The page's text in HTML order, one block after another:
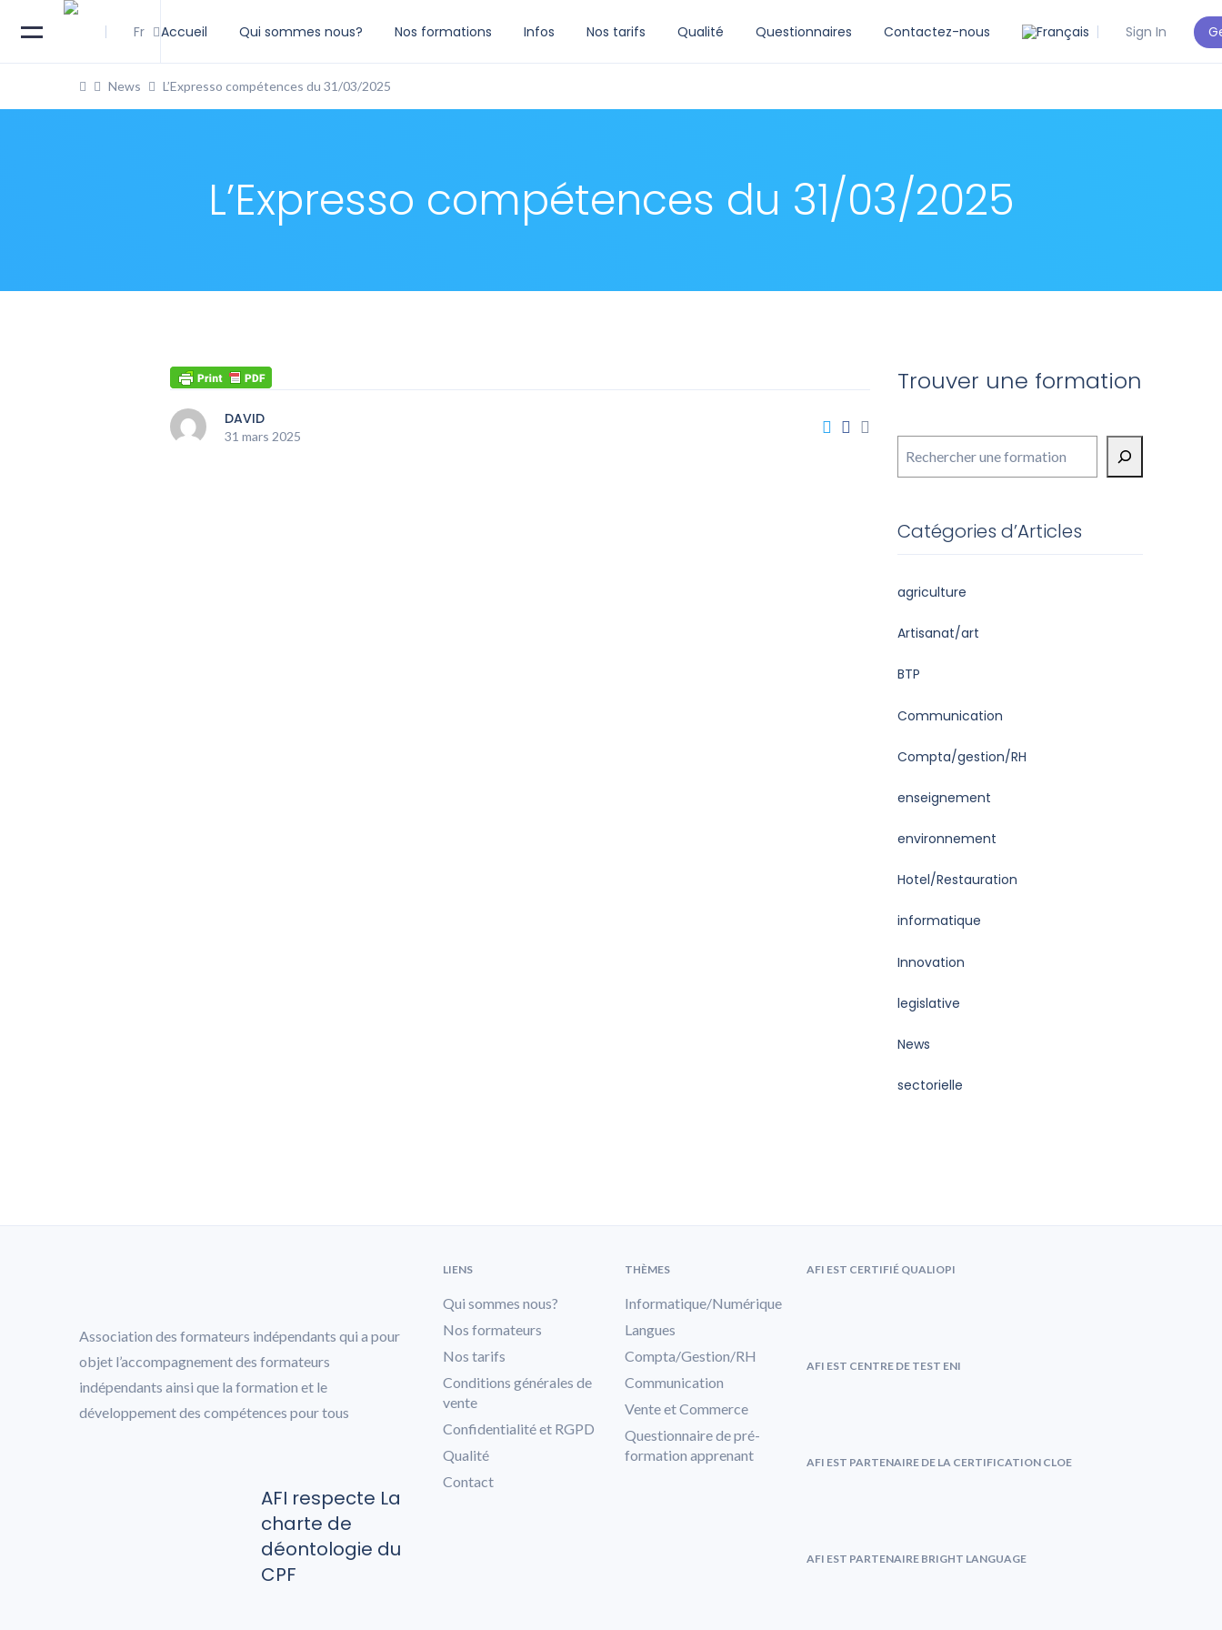
Fr Accueil Qui sommes nous? Nos formations Infos Nos tarifs Qualité Questionnaires Contactez-nous Sign In
News L’Expresso compétences du 31/03/2025
L’Expresso compétences du 31/03/2025
DAVID
31 mars 2025
Trouver une formation
Catégories d’Articles
agriculture
Artisanat/art
BTP
Communication
Compta/gestion/RH
enseignement
environnement
Hotel/Restauration
informatique
Innovation
legislative
News
sectorielle
Association des formateurs indépendants qui a pour
objet l’accompagnement des formateurs
indépendants ainsi que la formation et le
développement des compétences pour tous
AFI respecte La
charte de
déontologie du
CPF
LIENS
Qui sommes nous?
Nos formateurs
Nos tarifs
Conditions générales de
vente
Confidentialité et RGPD
Qualité
Contact
THÈMES
Informatique/Numérique
Langues
Compta/Gestion/RH
Communication
Vente et Commerce
Questionnaire de pré-
formation apprenant
AFI EST CERTIFIÉ QUALIOPI
AFI EST CENTRE DE TEST ENI
AFI EST PARTENAIRE DE LA CERTIFICATION CLOE
AFI EST PARTENAIRE BRIGHT LANGUAGE